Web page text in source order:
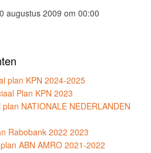
augustus 2009 om 00:00
plan KPN 2024-2025
Plan KPN 2023
NATIONALE NEDERLANDEN
Rabobank 2022 2023
ABN AMRO 2021-2022